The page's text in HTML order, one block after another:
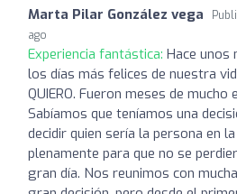
Marta Pilar González vega
ago
Experiencia fantástica: Hace unos
los días más felices de nuestra
QUIERO. Fueron meses de
Sabíamos que teníamos una
decidir quien sería la persona en
plenamente para que no se
gran día. Nos reunimos con